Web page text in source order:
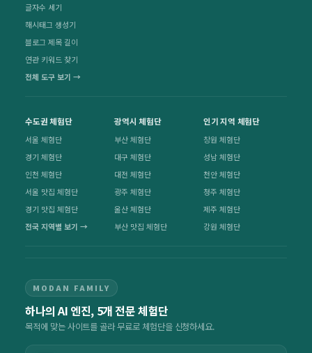
글자수 세기
해시태그 생성기
블로그 제목 길이
연관 키워드 찾기
전체 도구 보기 →
수도권 체험단
서울 체험단
경기 체험단
인천 체험단
서울 맛집 체험단
경기 맛집 체험단
전국 지역별 보기 →
광역시 체험단
부산 체험단
대구 체험단
대전 체험단
광주 체험단
울산 체험단
부산 맛집 체험단
인기 지역 체험단
창원 체험단
성남 체험단
천안 체험단
청주 체험단
제주 체험단
강원 체험단
MODAN FAMILY
하나의 AI 엔진, 5개 전문 체험단
목적에 맞는 사이트를 골라 무료로 체험단을 신청하세요.